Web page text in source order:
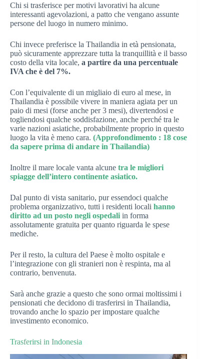
Chi si trasferisce per motivi lavorativi ha alcune
interessanti agevolazioni, a patto che vengano assunte
persone del luogo in numero minimo.
Chi invece preferisce la Thailandia in età pensionata,
può sicuramente apprezzare tutta la tranquillità e il basso
costo della vita locale, a partire da una percentuale
IVA che è del 7%.
Con l’equivalente di un migliaio di euro al mese, in
Thailandia è possibile vivere in maniera agiata per un
paio di mesi (forse anche per 3 mesi), divertendosi e
togliendosi qualche soddisfazione, anche perché tra le
varie nazioni asiatiche, probabilmente proprio in questo
luogo la vita è meno cara. (Approfondimento : 18 cose
da sapere prima di andare in Thailandia)
Inoltre il mare locale vanta alcune tra le migliori
spiagge dell’intero continente asiatico.
Dal punto di vista sanitario, pur essendoci qualche
problema organizzativo, tutti i residenti locali hanno
diritto ad un posto negli ospedali in forma
assolutamente gratuita per quanto riguarda le spese
mediche.
Per il resto, la cultura del Paese è molto ospitale e
l’integrazione con gli stranieri non è respinta, ma al
contrario, benvenuta.
Sarà anche grazie a questo che sono ormai moltissimi i
pensionati che decidono di trasferirsi in Thailandia,
trovando anche lo spazio per impostare qualche
investimento economico.
Trasferirsi in Indonesia